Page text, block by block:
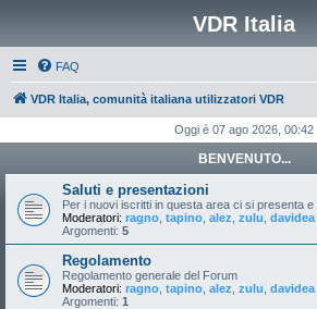
VDR Italia
FAQ
VDR Italia, comunità italiana utilizzatori VDR
Oggi è 07 ago 2026, 00:42
BENVENUTO...
Saluti e presentazioni
Per i nuovi iscritti in questa area ci si presenta e
Moderatori: ragno tapino alez zulu davidea
Argomenti: 5
Regolamento
Regolamento generale del Forum
Moderatori: ragno tapino alez zulu davidea
Argomenti: 1